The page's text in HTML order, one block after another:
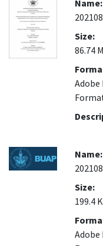
Name:
Size:
86.74
Name:
Size:
199.4